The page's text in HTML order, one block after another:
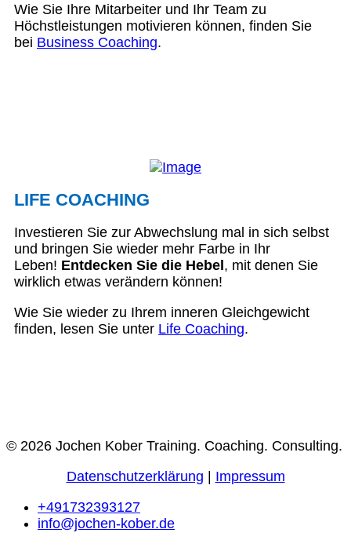
Wie Sie Ihre Mitarbeiter und Ihr Team zu
Höchstleistungen motivieren können, finden Sie
bei Business Coaching.
LIFE COACHING
Investieren Sie zur Abwechslung mal in sich selbst
und bringen Sie wieder mehr Farbe in Ihr
Leben! Entdecken Sie die Hebel , mit denen Sie
wirklich etwas verändern können!
Wie Sie wieder zu Ihrem inneren Gleichgewicht
finden, lesen Sie unter Life Coaching.
© 2026 Jochen Kober Training. Coaching. Consulting.
Datenschutzerklärung
Impressum
+491732393127
info@jochen-kober.de